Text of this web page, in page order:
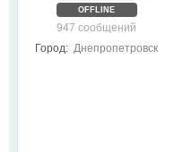
OFFLINE
947 сообщений
Город: Днепропетровск